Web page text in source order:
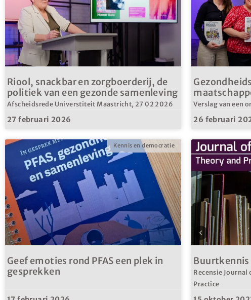
Riool, snackbar en zorgboerderij, de
politiek van een gezonde samenleving
Afscheidsrede Universtiteit Maastricht, 27 02 2026
27 februari 2026
Verslag van een
26 februari
Kennis en democratie
Geef emoties rond PFAS een plek in
gesprekken
Buurtkennis
Recensie
Practice